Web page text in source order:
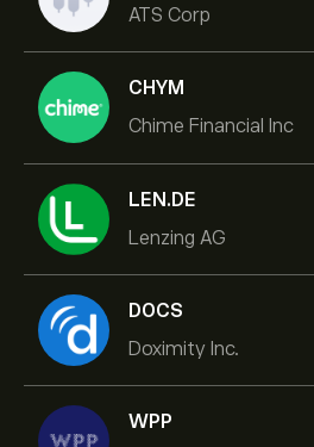
ATS Corp
CHYM
Chime Financial Inc
LEN.DE
Lenzing AG
DOCS
Doximity Inc.
WPP